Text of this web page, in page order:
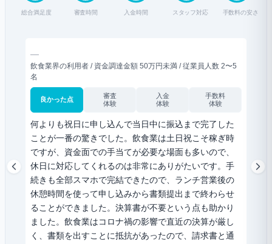
総合満足度 審査時間 入金時間 スタッフ対応 手数料の安さ
—
飲食業界の利用者 / 資金調達金額 50万円未満 / 従業員人数 2〜5
名
良かった点
審査
体験
入金
体験
手数料
体験
何よりも祝日に申し込んで当日中に振込まで完了した
ことが一番の驚きでした。飲食業は土日祝こそ稼ぎ時
ですが、資金面での手当てが必要な場面も多いので、
休日に対応してくれるのは非常にありがたいです。手
続きも全部スマホで完結できたので、ランチ営業後の
休憩時間を使って申し込みから書類提出まで終わらせ
ることができました。決算書が不要という点も助かり
ました。飲食業はコロナ禍の影響で直近の決算が厳し
く、書類を出すことに抵抗があったので、請求書と通
で